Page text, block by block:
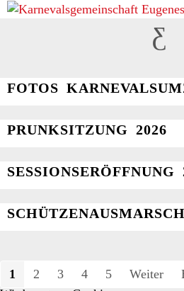
FOTOS
PRUNKSITZUNG 2026
SESSIONSERÖFFNUNG
1 2 3 4 5 Weiter